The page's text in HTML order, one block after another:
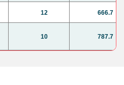
12 666.7
10 787.7